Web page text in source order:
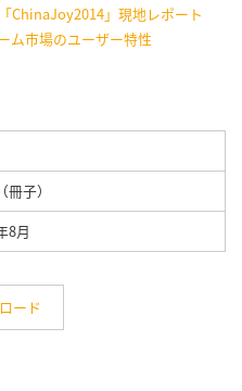
ChinaJoy2014」現地レポート
ム市場のユーザー特性
冊子）
8月
ード